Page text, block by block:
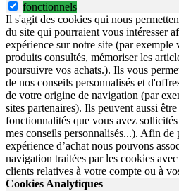
fonctionnels
Il s'agit des cookies qui nous
du site qui pourraient vous intéresser
expérience sur notre site (par exemple
produits consultés, mémoriser les
poursuivre vos achats.). Ils vous
de nos conseils personnalisés et
de votre origine de navigation (par
sites partenaires). Ils peuvent aussi
fonctionnalités que vous avez
mes conseils personnalisés...). Afin de
expérience d’achat nous pouvons
navigation traitées par les cookies
clients relatives à votre compte ou à
Cookies Analytiques